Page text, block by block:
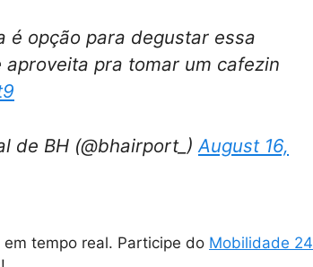
é opção para degustar essa
pra tomar um cafezin
de BH (@bhairport_)August 16,
tempo real. Participe do Mobilidade 24